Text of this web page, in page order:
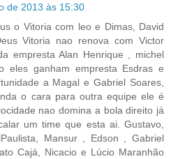
de 2013 às 15:30
o Vitoria com leo e Dimas, David
Vitoria nao renova com Victor
empresta Alan Henrique , michel
eles ganham empresta Esdras e
a Magal e Gabriel Soares,
o cara para outra equipe ele é
nao domina a bola direito já
um time que esta ai. Gustavo,
Mansur , Edson , Gabriel
Cajá, Nicacio e Lúcio Maranhão